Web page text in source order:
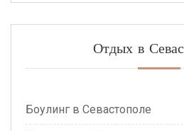
Отдых в
Боулинг в Севастополе